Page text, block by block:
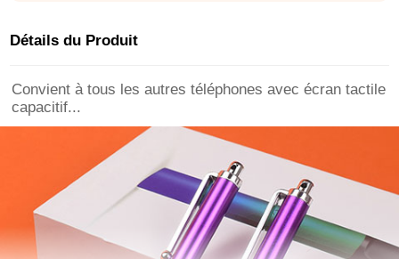
Détails du Produit
Convient à tous les autres téléphones avec écran tactile
capacitif...